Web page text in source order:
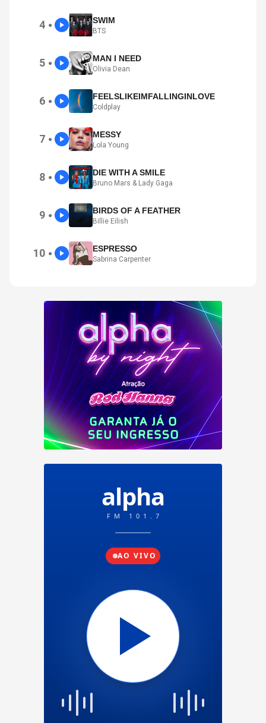
4 ● SWIM
BTS
5 ● MAN I NEED
Olivia Dean
6 ● FEELSLIKEIMFALLINGINLOVE
Coldplay
7 ● MESSY
Lola Young
8 ● DIE WITH A SMILE
Bruno Mars & Lady Gaga
9 ● BIRDS OF A FEATHER
Billie Eilish
10 ● ESPRESSO
Sabrina Carpenter